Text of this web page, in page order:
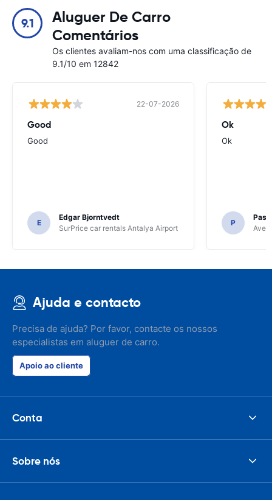
9.1
Aluguer De Carro
Comentários
Os clientes avaliam-nos com uma classificação de
9.1/10 em 12842
22-07-2026
Good
Good
E
Edgar Bjorntvedt
SurPrice car rentals Antalya Airport
Ok
Ok
P
Avec
Ajuda e contacto
Precisa de ajuda? Por favor, contacte os nossos
especialistas em aluguer de carro.
Apoio ao cliente
Conta
Sobre nós